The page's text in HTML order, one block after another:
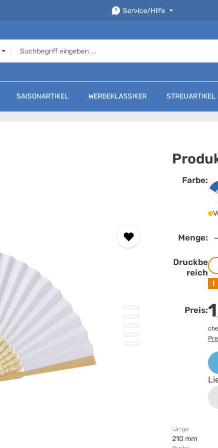
Service/Hilfe
SAISONARTIKEL WERBEKLASSIKER STREUARTIKEL
Farbe:
Menge:
Druckbe
reich
!
Preis:
Länge:
210 mm